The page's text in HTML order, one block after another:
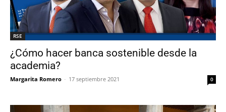
RSE
¿Cómo hacer banca sostenible desde la
academia?
Margarita Romero - 17 septiembre 2021 0